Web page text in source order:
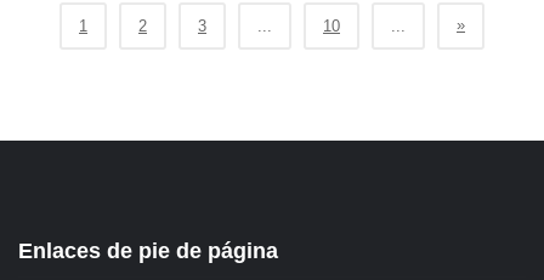
1 2 3 10 »
Enlaces de pie de página